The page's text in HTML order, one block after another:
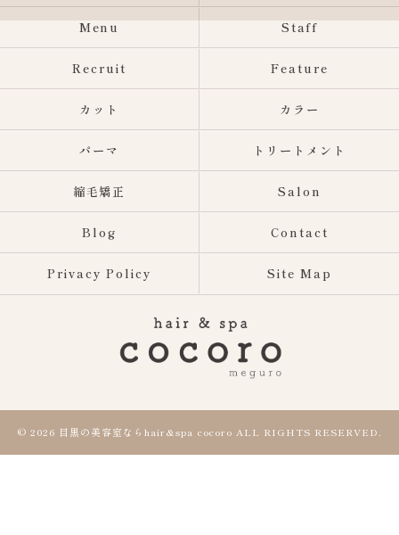
Menu Staff
Recruit Feature
カット カラー
パーマ トリートメント
縮毛矯正 Salon
Blog Contact
Privacy Policy Site Map
© 2026 目黒の美容室ならhair&spa cocoro ALL RIGHTS RESERVED.